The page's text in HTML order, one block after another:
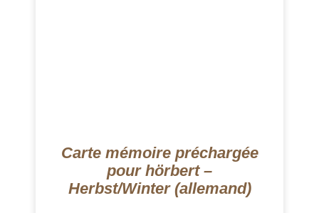
Carte mémoire préchargée
pour hörbert –
Herbst/Winter (allemand)